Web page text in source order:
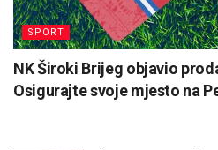
SPORT
NK Široki Brijeg objavio
Osigurajte svoje mjesto na